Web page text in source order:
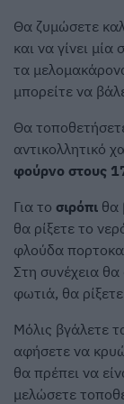
Θα ζυμώσετε
και να γίνει
τα
μπορείτε να
Θα
αντικολλητικό
φούρνο στους
Για το σιρόπι θα
θα ρίξετε το
φλούδα
Στη συνέχεια
φωτιά, θα
Μόλις βγάλετε
αφήσετε να
θα πρέπει να
μελώσετε